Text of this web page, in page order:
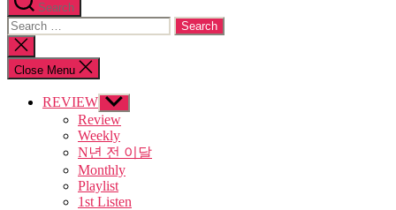
Search
Search
for:
Close
search
Close Menu
REVIEW Show
sub
menu
Review
Weekly
N년 전 이달
Monthly
Playlist
1st Listen